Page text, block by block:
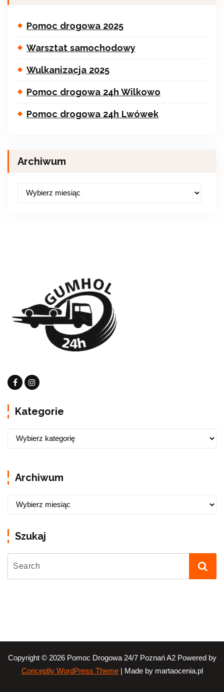
Pomoc drogowa 2025
Warsztat samochodowy
Wulkanizacja 2025
Pomoc drogowa 24h Wilkowo
Pomoc drogowa 24h Lwówek
Archiwum
Kategorie
Archiwum
Szukaj
Copyright © 2026 Pomoc Drogowa 24/7 Poznań A2 Powered by
Conceptly WordPress Theme| Made by martaocenia.pl